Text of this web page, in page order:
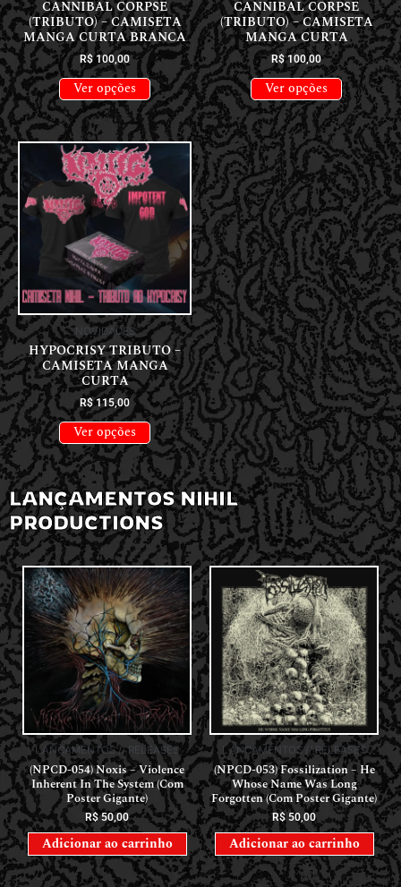
CANNIBAL CORPSE
(TRIBUTO) – CAMISETA
MANGA CURTA BRANCA
R$100,00
Ver opções
CANNIBAL CORPSE
(TRIBUTO) – CAMISETA
MANGA CURTA
R$100,00
Ver opções
NOVIDADES
HYPOCRISY TRIBUTO –
CAMISETA MANGA
CURTA
R$115,00
Ver opções
LANÇAMENTOS NIHIL
PRODUCTIONS
LANÇAMENTOS // RELEASES
(NPCD-054) Noxis – Violence
Inherent In The System (Com
Poster Gigante)
R$50,00
Adicionar ao carrinho
LANÇAMENTOS // RELEASES
(NPCD-053) Fossilization – He
Whose Name Was Long
Forgotten (Com Poster Gigante)
R$ 50,00
Adicionar ao carrinho